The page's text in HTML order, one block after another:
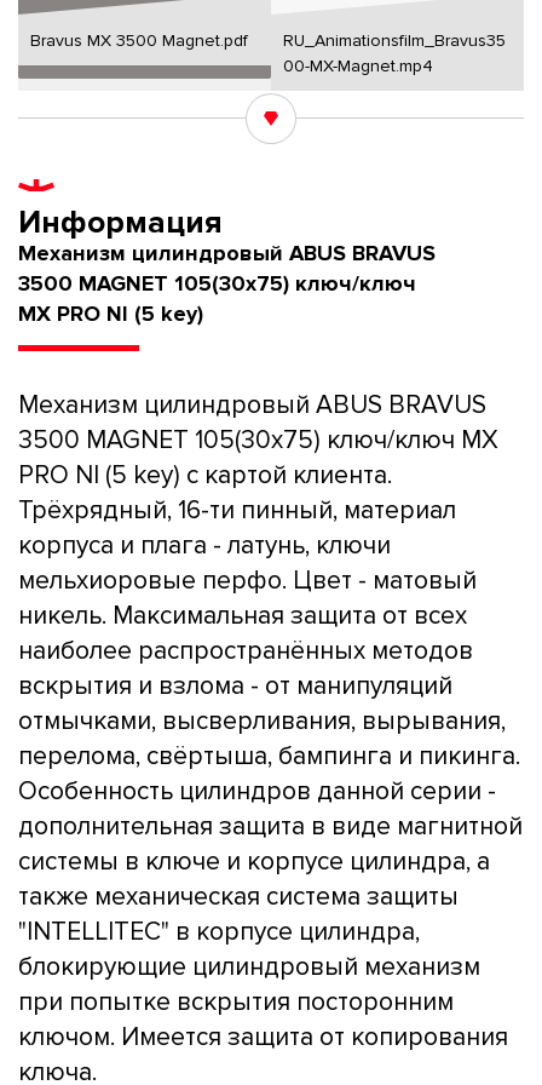
Bravus MX 3500 Magnet.pdf
RU_Animationsfilm_Bravus35
00-MX-Magnet.mp4
Информация
Механизм цилиндровый ABUS BRAVUS
3500 MAGNET 105(30x75) ключ/ключ
MX PRO NI (5 key)
Механизм цилиндровый ABUS BRAVUS
3500 MAGNET 105(30x75) ключ/ключ MX
PRO NI (5 key) с картой клиента.
Трёхрядный, 16-ти пинный, материал
корпуса и плага - латунь, ключи
мельхиоровые перфо. Цвет - матовый
никель. Максимальная защита от всех
наиболее распространённых методов
вскрытия и взлома - от манипуляций
отмычками, высверливания, вырывания,
перелома, свёртыша, бампинга и пикинга.
Особенность цилиндров данной серии -
дополнительная защита в виде магнитной
системы в ключе и корпусе цилиндра, а
также механическая система защиты
"INTELLITEC" в корпусе цилиндра,
блокирующие цилиндровый механизм
при попытке вскрытия посторонним
ключом. Имеется защита от копирования
ключа.